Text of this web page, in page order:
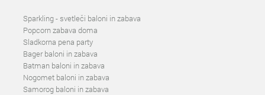
Sparkling - svetleči baloni in zabava
Popcorn zabava doma
Sladkorna pena party
Bager baloni in zabava
Batman baloni in zabava
Nogomet baloni in zabava
Samorog baloni in zabava